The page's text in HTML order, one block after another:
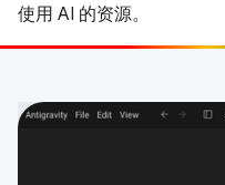
使用 AI 的资源。